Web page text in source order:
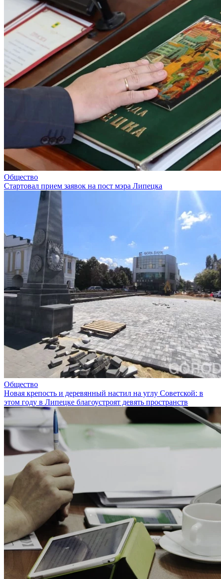
Общество
Стартовал прием заявок на пост мэра Липецка
Общество
Новая крепость и деревянный настил на углу Советской: в
этом году в Липецке благоустроят девять пространств